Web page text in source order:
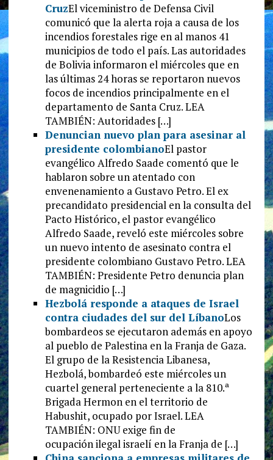
CruzEl viceministro de Defensa Civil
comunicó que la alerta roja a causa de los
incendios forestales rige en al manos 41
municipios de todo el país. Las autoridades
de Bolivia informaron el miércoles que en
las últimas 24 horas se reportaron nuevos
focos de incendios principalmente en el
departamento de Santa Cruz. LEA
TAMBIÉN: Autoridades […]
Denuncian nuevo plan para asesinar al
presidente colombianoEl pastor
evangélico Alfredo Saade comentó que le
hablaron sobre un atentado con
envenenamiento a Gustavo Petro. El ex
precandidato presidencial en la consulta del
Pacto Histórico, el pastor evangélico
Alfredo Saade, reveló este miércoles sobre
un nuevo intento de asesinato contra el
presidente colombiano Gustavo Petro. LEA
TAMBIÉN: Presidente Petro denuncia plan
de magnicidio […]
Hezbolá responde a ataques de Israel
contra ciudades del sur del LíbanoLos
bombardeos se ejecutaron además en apoyo
al pueblo de Palestina en la Franja de Gaza.
El grupo de la Resistencia Libanesa,
Hezbolá, bombardeó este miércoles un
cuartel general perteneciente a la 810.ª
Brigada Hermon en el territorio de
Habushit, ocupado por Israel. LEA
TAMBIÉN: ONU exige fin de
ocupación ilegal israelí en la Franja de […]